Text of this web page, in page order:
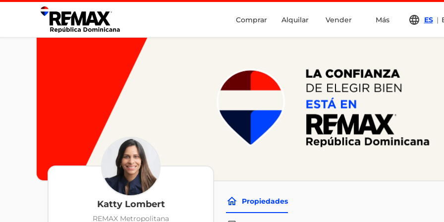
Comprar Alquilar Vender Más ES |
Katty Lombert
REMAX Metropolitana
Propiedades